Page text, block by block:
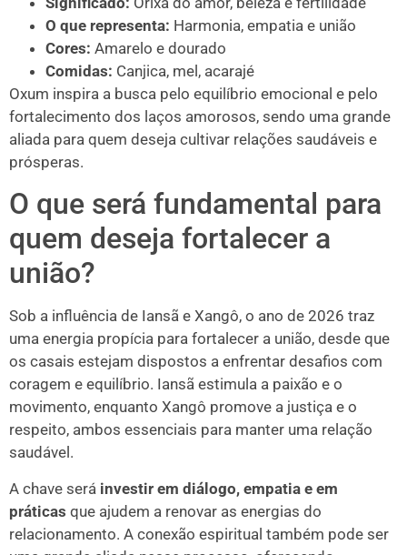
O que representa: Harmonia, empatia e união
Cores: Amarelo e dourado
Comidas: Canjica, mel, acarajé
Oxum inspira a busca pelo equilíbrio emocional e pelo
fortalecimento dos laços amorosos, sendo uma grande
aliada para quem deseja cultivar relações saudáveis e
prósperas.
O que será fundamental para
quem deseja fortalecer a
união?
Sob a influência de Iansã e Xangô, o ano de 2026 traz
uma energia propícia para fortalecer a união, desde que
os casais estejam dispostos a enfrentar desafios com
coragem e equilíbrio. Iansã estimula a paixão e o
movimento, enquanto Xangô promove a justiça e o
respeito, ambos essenciais para manter uma relação
saudável.
A chave será investir em diálogo, empatia e em
práticas que ajudem a renovar as energias do
relacionamento. A conexão espiritual também pode ser